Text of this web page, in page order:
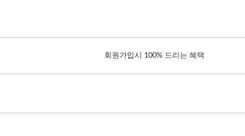
회원가입시 100% 드리는 혜택